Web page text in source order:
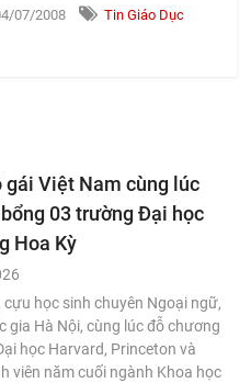
07/2008 Tin Giáo Dục
gái Việt Nam cùng lúc
03 trường Đại học
Hoa Kỳ
cựu học sinh chuyên Ngoại ngữ,
gia Hà Nội, cùng lúc đỗ chương
học Harvard, Princeton và
viên năm cuối ngành Khoa học